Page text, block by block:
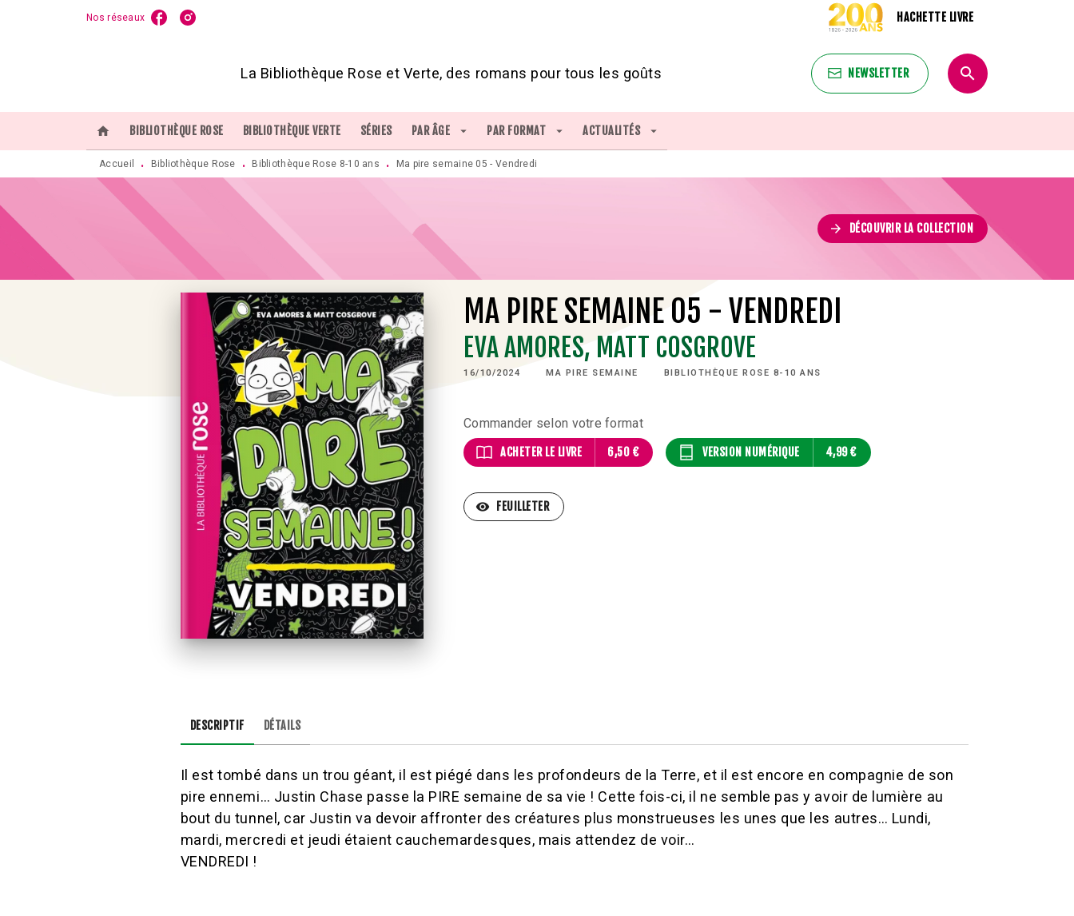
RECHERCHE
Nos réseaux HACHETTE LIVRE
La Bibliothèque Rose et Verte, des romans pour tous les goûts NEWSLETTER search
home BIBLIOTHÈQUE ROSE BIBLIOTHÈQUE VERTE SÉRIES PAR ÂGE arrow_drop_down PAR FORMAT arrow_drop_down ACTUALITÉS arrow_drop_down
search
Accueil • Bibliothèque Rose • Bibliothèque Rose 8-10 ans • Ma pire semaine 05 - Vendredi
arrow_forward DÉCOUVRIR LA COLLECTION
MA PIRE SEMAINE 05 - VENDREDI
EVA AMORES, MATT COSGROVE
16/10/2024 MA PIRE SEMAINE BIBLIOTHÈQUE ROSE 8-10 ANS
Commander selon votre format
ACHETER LE LIVRE 6,50 € VERSION NUMÉRIQUE 4,99 €
visibility FEUILLETER
DESCRIPTIF DÉTAILS
Il est tombé dans un trou géant, il est piégé dans les profondeurs de la Terre, et il est encore en compagnie de son
pire ennemi… Justin Chase passe la PIRE semaine de sa vie ! Cette fois-ci, il ne semble pas y avoir de lumière au
bout du tunnel, car Justin va devoir affronter des créatures plus monstrueuses les unes que les autres… Lundi,
mardi, mercredi et jeudi étaient cauchemardesques, mais attendez de voir…
VENDREDI !